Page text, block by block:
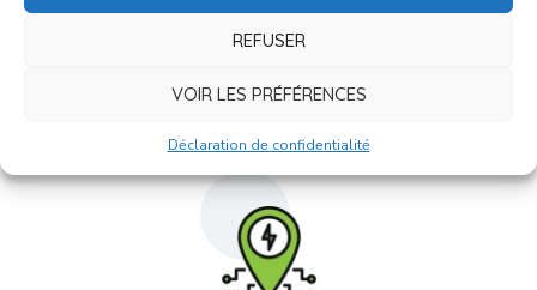
REFUSER
VOIR LES PRÉFÉRENCES
Déclaration de confidentialité
Our Network
vestibulum urna, ut interdum.